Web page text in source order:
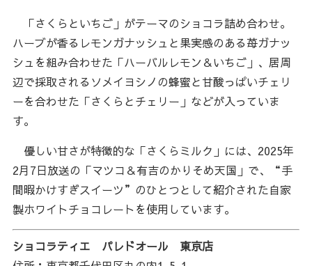
「さくらといちご」がテーマのショコラ詰め合わせ。
ハーブが香るレモンガナッシュと果実感のある苺ガナッ
シュを組み合わせた「ハーバルレモン＆いちご」、居周
辺で採取されるソメイヨシノの蜂蜜と甘酸っぱいチェリ
ーを合わせた「さくらとチェリー」などが入っていま
す。
優しい甘さが特徴的な「さくらミルク」には、2025年
2月7日放送の「マツコ＆有吉のかりそめ天国」で、“手
間暇かけすぎスイーツ”のひとつとして紹介された自家
製ホワイトチョコレートを使用しています。
ショコラティエ パレドオール 東京店